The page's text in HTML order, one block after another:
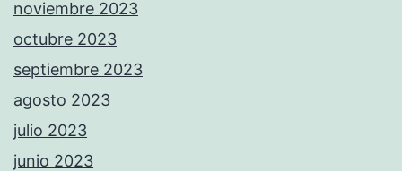
noviembre 2023
octubre 2023
septiembre 2023
agosto 2023
julio 2023
junio 2023